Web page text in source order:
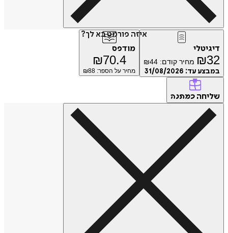
איזה פורמט בא לך?
דיגיטלי
₪32 מחיר קודם: ₪44
במבצע עד: 31/08/2026
מודפס
₪70.4
מחיר על הספר: ₪ 88
שליחה כמתנה